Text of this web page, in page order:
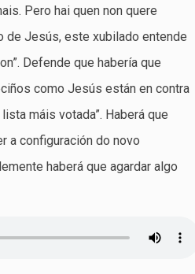
Pero hai quen non quere
de Jesús, este xubilado entende
Defende que habería que
como Jesús están en contra
máis votada”. Haberá que
a configuración do novo
haberá que agardar algo